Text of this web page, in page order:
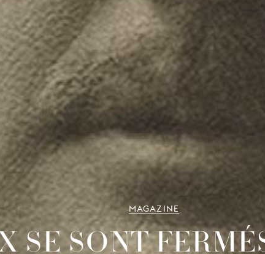
MAGAZINE
SE SONT